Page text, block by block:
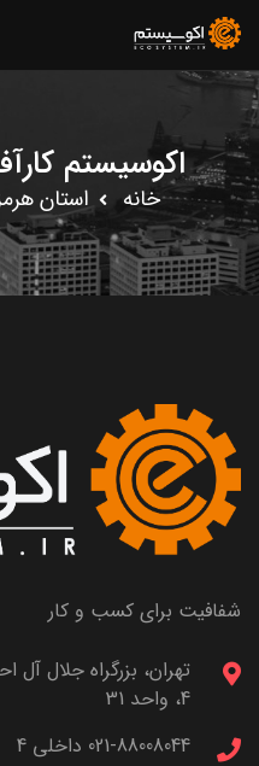
اکوسیستم
خانه استان
شفافیت برای کسب و کار
4، واحد 31
021-88008044 داخلی 4